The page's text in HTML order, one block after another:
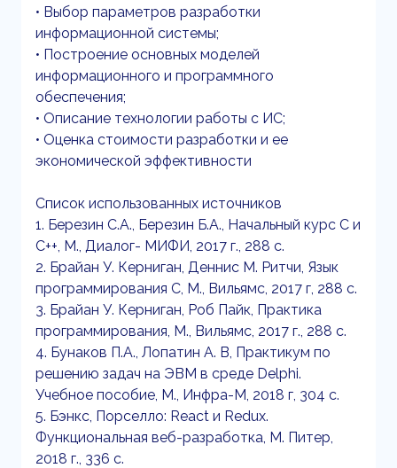
• Выбор параметров разработки
информационной системы;
• Построение основных моделей
информационного и программного
обеспечения;
• Описание технологии работы с ИС;
• Оценка стоимости разработки и ее
экономической эффективности
Список использованных источников
1. Березин С.А., Березин Б.А., Начальный курс С и
С++, М., Диалог- МИФИ, 2017 г., 288 с.
2. Брайан У. Керниган, Деннис М. Ритчи, Язык
программирования C, М., Вильямс, 2017 г, 288 с.
3. Брайан У. Керниган, Роб Пайк, Практика
программирования, М., Вильямс, 2017 г., 288 с.
4. Бунаков П.А., Лопатин А. В, Практикум по
решению задач на ЭВМ в среде Delphi.
Учебное пособие, М., Инфра-М, 2018 г, 304 с.
5. Бэнкс, Порселло: React и Redux.
Функциональная веб-разработка, М. Питер,
2018 г., 336 с.